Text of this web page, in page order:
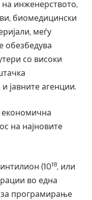
инженерството,
биомедицински
меѓу
обезбедува
со високи
и јавните агенции.
економична
на најновите
(1018, или
во една
за програмирање